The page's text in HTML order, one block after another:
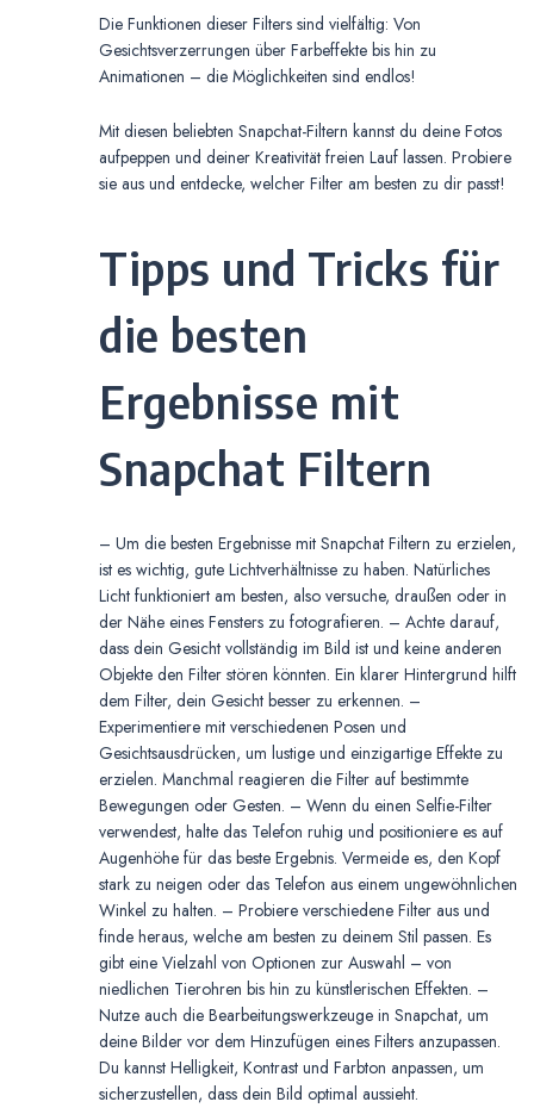
Die Funktionen dieser Filters sind vielfältig: Von
Gesichtsverzerrungen über Farbeffekte bis hin zu
Animationen – die Möglichkeiten sind endlos!
Mit diesen beliebten Snapchat-Filtern kannst du deine Fotos
aufpeppen und deiner Kreativität freien Lauf lassen. Probiere
sie aus und entdecke, welcher Filter am besten zu dir passt!
Tipps und Tricks für
die besten
Ergebnisse mit
Snapchat Filtern
– Um die besten Ergebnisse mit Snapchat Filtern zu erzielen,
ist es wichtig, gute Lichtverhältnisse zu haben. Natürliches
Licht funktioniert am besten, also versuche, draußen oder in
der Nähe eines Fensters zu fotografieren. – Achte darauf,
dass dein Gesicht vollständig im Bild ist und keine anderen
Objekte den Filter stören könnten. Ein klarer Hintergrund hilft
dem Filter, dein Gesicht besser zu erkennen. –
Experimentiere mit verschiedenen Posen und
Gesichtsausdrücken, um lustige und einzigartige Effekte zu
erzielen. Manchmal reagieren die Filter auf bestimmte
Bewegungen oder Gesten. – Wenn du einen Selfie-Filter
verwendest, halte das Telefon ruhig und positioniere es auf
Augenhöhe für das beste Ergebnis. Vermeide es, den Kopf
stark zu neigen oder das Telefon aus einem ungewöhnlichen
Winkel zu halten. – Probiere verschiedene Filter aus und
finde heraus, welche am besten zu deinem Stil passen. Es
gibt eine Vielzahl von Optionen zur Auswahl – von
niedlichen Tierohren bis hin zu künstlerischen Effekten. –
Nutze auch die Bearbeitungswerkzeuge in Snapchat, um
deine Bilder vor dem Hinzufügen eines Filters anzupassen.
Du kannst Helligkeit, Kontrast und Farbton anpassen, um
sicherzustellen, dass dein Bild optimal aussieht.